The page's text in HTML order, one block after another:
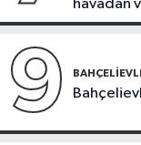
havadan
karadan
9